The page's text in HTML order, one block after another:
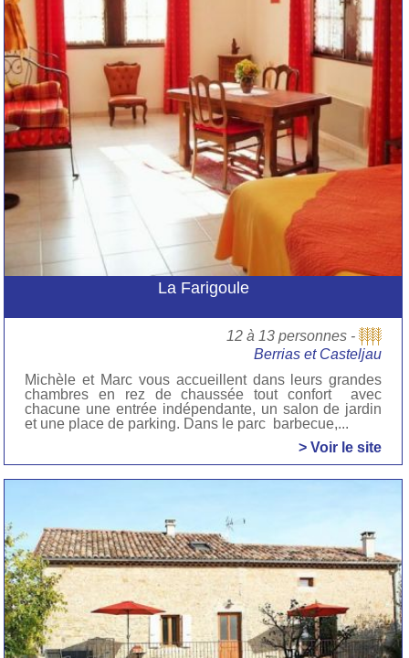
La Farigoule
12 à 13 personnes -
Berrias et Casteljau
Michèle et Marc vous accueillent dans leurs grandes
chambres en rez de chaussée tout confort avec
chacune une entrée indépendante, un salon de jardin
et une place de parking. Dans le parc barbecue,...
> Voir le site